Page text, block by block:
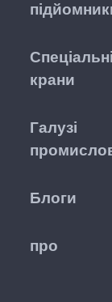
Спеціальні
крани
Галузі
Блоги
про